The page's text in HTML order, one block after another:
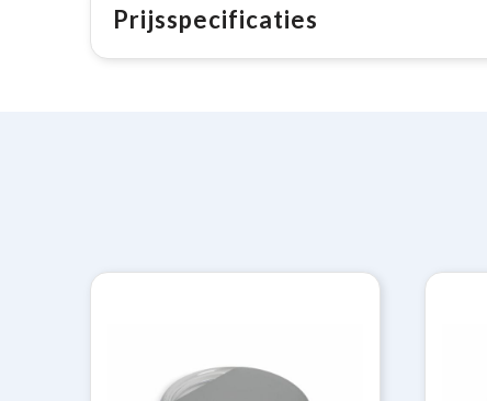
Prijsspecificaties